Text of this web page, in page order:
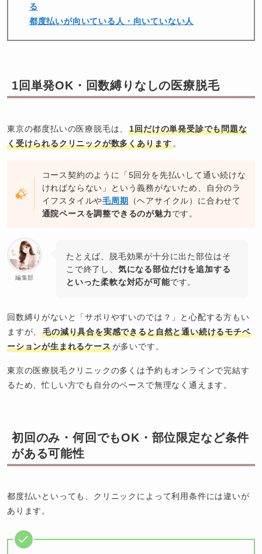
る
都度払いが向いている人・向いていない人
1回単発OK・回数縛りなしの医療脱毛
東京の都度払いの医療脱毛は、1回だけの単発受診でも問題な
く受けられるクリニックが数多くあります 。
コース契約のように「5回分を先払いして通い続けな
ければならない」という義務がないため、自分のラ
イフスタイルや毛周期
（ヘアサイクル）に合わせて
通院ペースを調整できるのが魅力です。
編集部
たとえば、脱毛効果が十分に出た部位はそ
こで終了し、 気になる部位だけを追加する
といった柔軟な対応が可能です。
回数縛りがないと「サボりやすいのでは？」と心配する方もい
ますが、毛の減り具合を実感できると自然と通い続けるモチベ
ーションが生まれるケースが多いです。
東京の医療脱毛クリニックの多くは予約もオンラインで完結す
るため、忙しい方でも自分のペースで無理なく通えます。
初回のみ・何回でもOK・部位限定など条件
がある可能性
都度払いといっても、クリニックによって利用条件には違いが
あります。